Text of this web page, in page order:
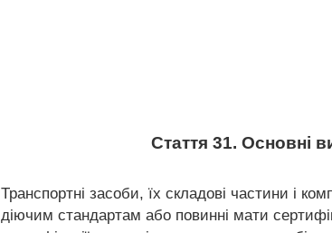
Стаття 31. Основні
Транспортні засоби, їх складові частини і
діючим стандартам або повинні мати